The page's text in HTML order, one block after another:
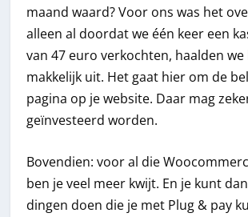
maand waard? Voor ons was het
alleen al doordat we één keer een
van 47 euro verkochten, haalden
makkelijk uit. Het gaat hier om de
pagina op je website. Daar mag
geïnvesteerd worden.
Bovendien: voor al die
ben je veel meer kwijt. En je kunt
dingen doen die je met Plug & pay